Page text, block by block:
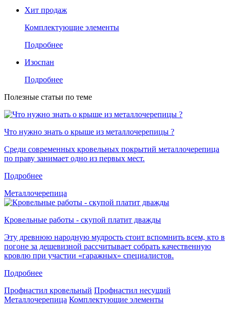
Хит продаж
Комплектующие элементы
Подробнее
Изоспан
Подробнее
Полезные статьи по теме
Что нужно знать о крыше из металлочерепицы ?
Среди современных кровельных покрытий металлочерепица
по праву занимает одно из первых мест.
Подробнее
Металлочерепица
Кровельные работы - скупой платит дважды
Эту древнюю народную мудрость стоит вспомнить всем, кто в
погоне за дешевизной рассчитывает собрать качественную
кровлю при участии «гаражных» специалистов.
Подробнее
Профнастил кровельный Профнастил несущий
Металлочерепица Комплектующие элементы